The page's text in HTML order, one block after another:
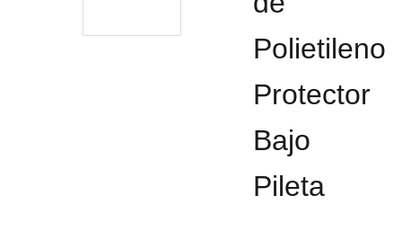
Polietileno
Protector
Bajo
Pileta